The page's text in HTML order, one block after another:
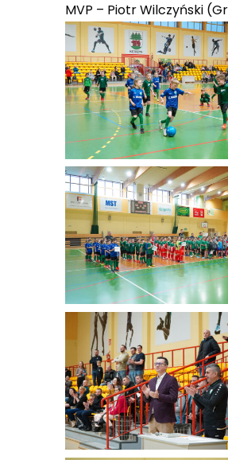
MVP – Piotr Wilczyński